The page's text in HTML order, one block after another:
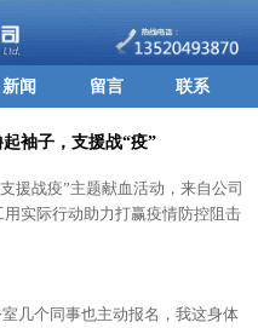
新闻 留言 联系
袖子，支援战“疫”
援战疫”主题献血活动，来自公司
实际行动助力打赢疫情防控阻击
几个同事也主动报名，我这身体